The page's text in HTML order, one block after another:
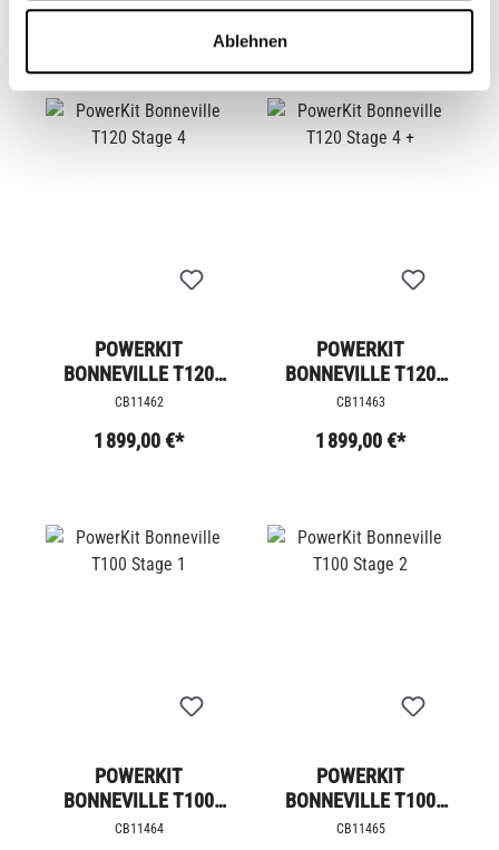
Ablehnen
1 039,00 €* 1 699,00 €*
POWERKIT
BONNEVILLE T120
STAGE 4
CB11462
1 899,00 €*
POWERKIT
BONNEVILLE T120
STAGE 4 +
CB11463
1 899,00 €*
POWERKIT
BONNEVILLE T100
STAGE 1
CB11464
POWERKIT
BONNEVILLE T100
STAGE 2
CB11465